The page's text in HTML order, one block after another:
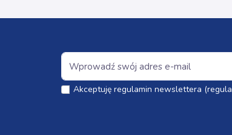
Akceptuję regulamin newslettera